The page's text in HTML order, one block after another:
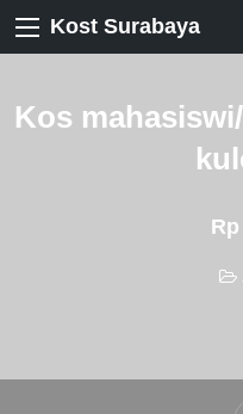
Kost Surabaya
Kos